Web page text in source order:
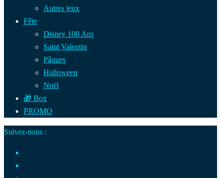
Autres jeux
Fête
Disney 100 Ans
Saint Valentin
Pâques
Halloween
Noël
🎁 Box
PROMO
Suivez-nous :